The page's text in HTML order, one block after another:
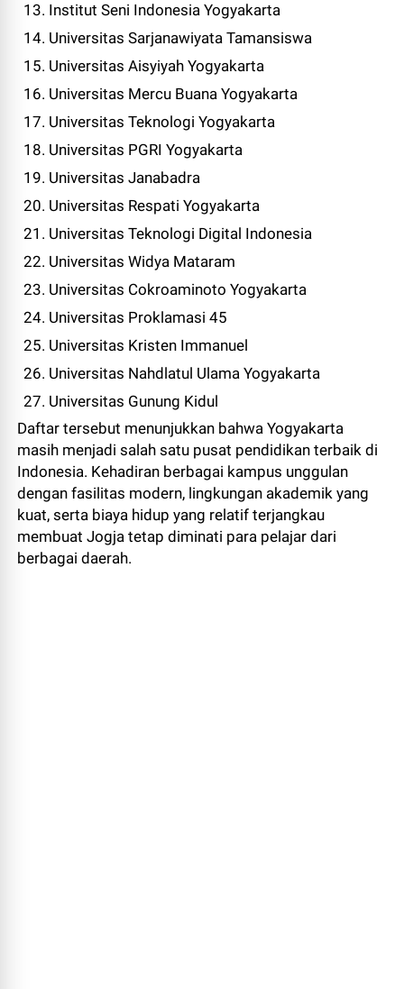
Institut Seni Indonesia Yogyakarta
Universitas Sarjanawiyata Tamansiswa
Universitas Aisyiyah Yogyakarta
Universitas Mercu Buana Yogyakarta
Universitas Teknologi Yogyakarta
Universitas PGRI Yogyakarta
Universitas Janabadra
Universitas Respati Yogyakarta
Universitas Teknologi Digital Indonesia
Universitas Widya Mataram
Universitas Cokroaminoto Yogyakarta
Universitas Proklamasi 45
Universitas Kristen Immanuel
Universitas Nahdlatul Ulama Yogyakarta
Universitas Gunung Kidul
Daftar tersebut menunjukkan bahwa Yogyakarta
masih menjadi salah satu pusat pendidikan terbaik di
Indonesia. Kehadiran berbagai kampus unggulan
dengan fasilitas modern, lingkungan akademik yang
kuat, serta biaya hidup yang relatif terjangkau
membuat Jogja tetap diminati para pelajar dari
berbagai daerah.